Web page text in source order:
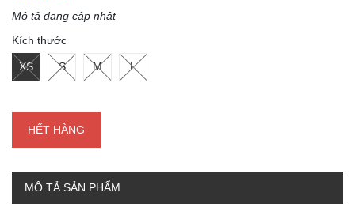
Mô tả đang cập nhật
Kích thước
XS S M L
HẾT HÀNG
MÔ TẢ SẢN PHẨM